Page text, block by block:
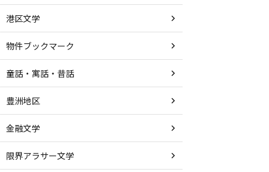
港区文学
物件ブックマーク
童話・寓話・昔話
豊洲地区
金融文学
限界アラサー文学